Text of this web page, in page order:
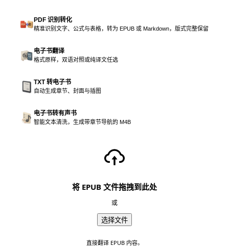
PDF 识别转化
精准识别文字、公式与表格，转为 EPUB 或 Markdown，版式完整保留
电子书翻译
格式原样，双语对照或纯译文任选
TXT 转电子书
自动生成章节、封面与插图
电子书转有声书
智能文本清洗，生成带章节导航的 M4B
将 EPUB 文件拖拽到此处
或
选择文件
直接翻译 EPUB 内容。